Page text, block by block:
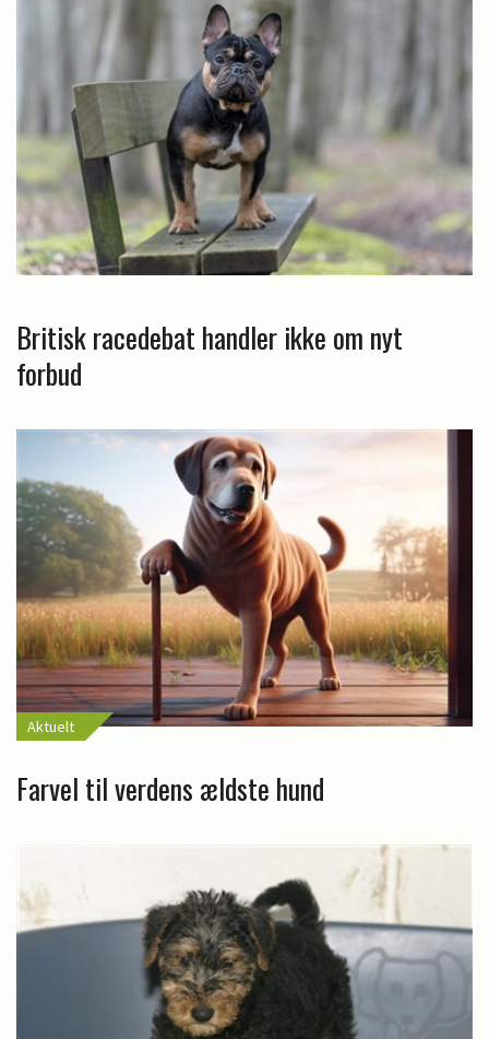
Britisk racedebat handler ikke om nyt
forbud
Aktuelt
Farvel til verdens ældste hund